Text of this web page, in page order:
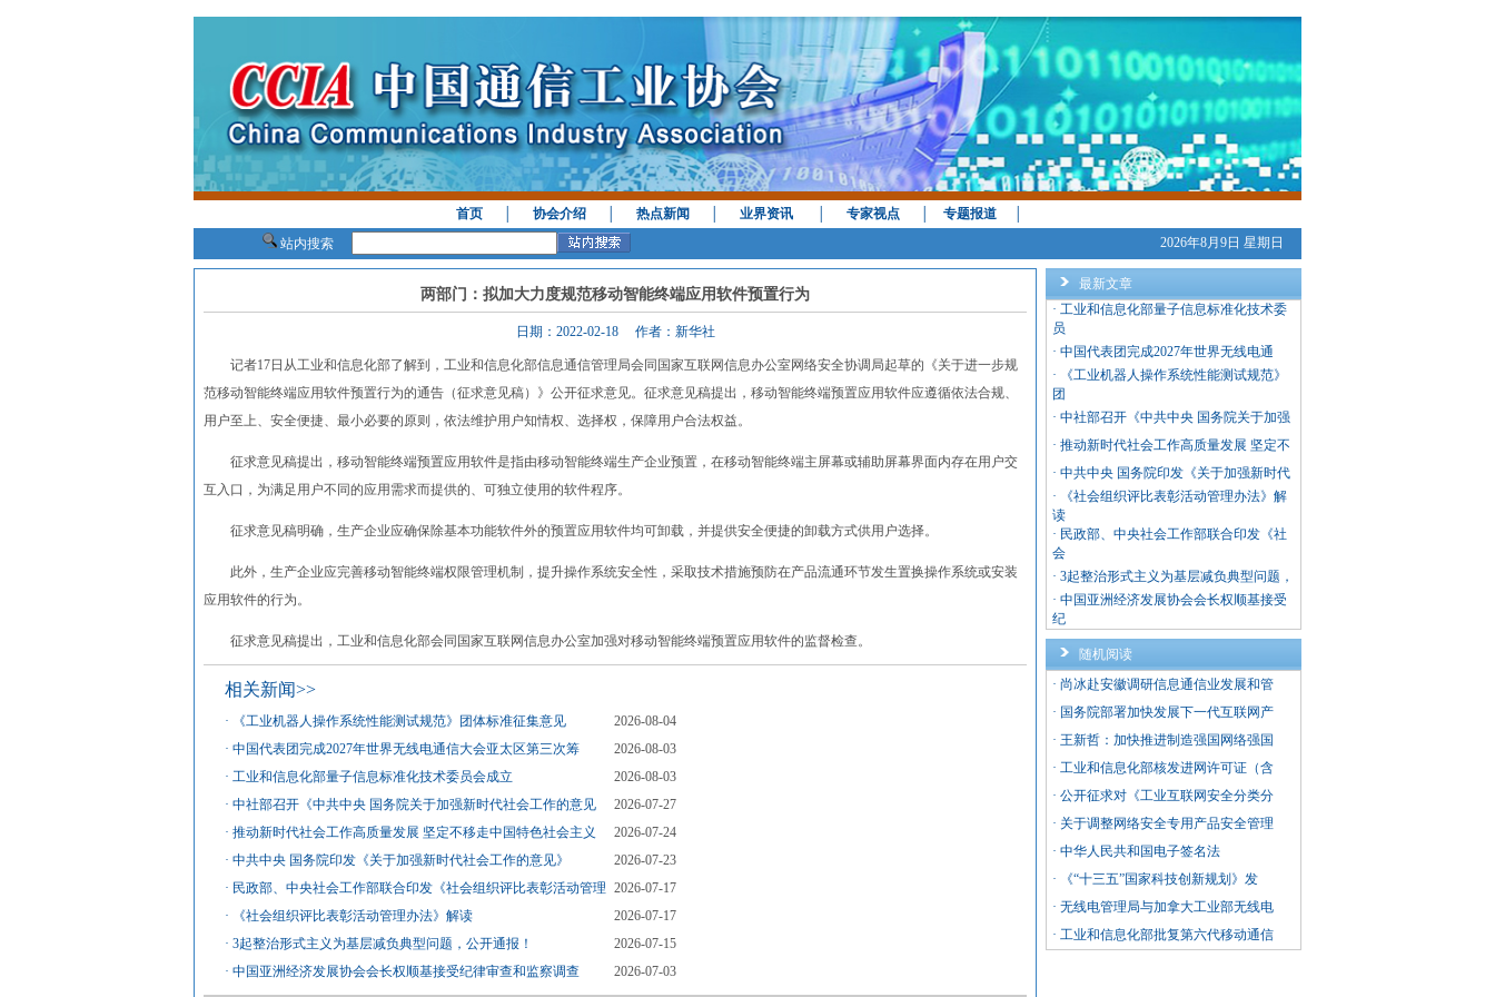
首页│ 协会介绍│ 热点新闻 业界资讯│ 专家视点│ 专题报道│
站内搜索
2026年8月9日 星期日
两部门：拟加大力度规范移动智能终端应用软件预置行为
日期：2022-02-18 作者：新华社
记者17日从工业和信息化部了解到，工业和信息化部信息通信管理局会同国家互联网信息办公室网络安全协调局起草的《关于进一步规
范移动智能终端应用软件预置行为的通告（征求意见稿）》公开征求意见。征求意见稿提出，移动智能终端预置应用软件应遵循依法合规、
用户至上、安全便捷、最小必要的原则，依法维护用户知情权、选择权，保障用户合法权益。
征求意见稿提出，移动智能终端预置应用软件是指由移动智能终端生产企业预置，在移动智能终端主屏幕或辅助屏幕界面内存在用户交
互入口，为满足用户不同的应用需求而提供的、可独立使用的软件程序。
征求意见稿明确，生产企业应确保除基本功能软件外的预置应用软件均可卸载，并提供安全便捷的卸载方式供用户选择。
此外，生产企业应完善移动智能终端权限管理机制，提升操作系统安全性，采取技术措施预防在产品流通环节发生置换操作系统或安装
应用软件的行为。
征求意见稿提出，工业和信息化部会同国家互联网信息办公室加强对移动智能终端预置应用软件的监督检查。
相关新闻>>
· 《工业机器人操作系统性能测试规范》团体标准征集意见
2026-08-04
· 中国代表团完成2027年世界无线电通信大会亚太区第三次筹
2026-08-03
· 工业和信息化部量子信息标准化技术委员会成立
2026-08-03
· 中社部召开《中共中央 国务院关于加强新时代社会工作的意见
2026-07-27
· 推动新时代社会工作高质量发展 坚定不移走中国特色社会主义
2026-07-24
· 中共中央 国务院印发《关于加强新时代社会工作的意见》
2026-07-23
· 民政部、中央社会工作部联合印发《社会组织评比表彰活动管理 2026-07-17
·
《社会组织评比表彰活动管理办法》解读
2026-07-17
· 3起整治形式主义为基层减负典型问题，公开通报！
2026-07-15
· 中国亚洲经济发展协会会长权顺基接受纪律审查和监察调查 2026-07-03
最新文章
· 工业和信息化部量子信息标准化技术委
员
· 中国代表团完成2027年世界无线电通
·
《工业机器人操作系统性能测试规范》
团
· 中社部召开《中共中央 国务院关于加强
· 推动新时代社会工作高质量发展 坚定不
· 中共中央 国务院印发《关于加强新时代
·
《社会组织评比表彰活动管理办法》解
读
· 民政部、中央社会工作部联合印发《社
会
· 3起整治形式主义为基层减负典型问题，
· 中国亚洲经济发展协会会长权顺基接受
纪
随机阅读
· 尚冰赴安徽调研信息通信业发展和管
· 国务院部署加快发展下一代互联网产
· 王新哲：加快推进制造强国网络强国
· 工业和信息化部核发进网许可证（含
· 公开征求对《工业互联网安全分类分
· 关于调整网络安全专用产品安全管理
· 中华人民共和国电子签名法
·
《“十三五”国家科技创新规划》发
· 无线电管理局与加拿大工业部无线电
· 工业和信息化部批复第六代移动通信